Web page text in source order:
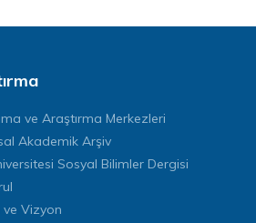
ve Araştırma Merkezleri
Akademik Arşiv
Sosyal Bilimler Dergisi
ve Vizyon